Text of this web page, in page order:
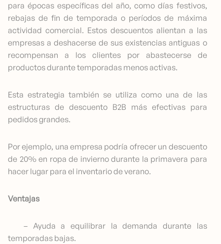
para épocas específicas del año, como días festivos,
rebajas de fin de temporada o períodos de máxima
actividad comercial. Estos descuentos alientan a las
empresas a deshacerse de sus existencias antiguas o
recompensan a los clientes por abastecerse de
productos durante temporadas menos activas.
Esta estrategia también se utiliza como una de las
estructuras de descuento B2B más efectivas para
pedidos grandes.
Por ejemplo, una empresa podría ofrecer un descuento
de 20% en ropa de invierno durante la primavera para
hacer lugar para el inventario de verano.
Ventajas
– Ayuda a equilibrar la demanda durante las
temporadas bajas.